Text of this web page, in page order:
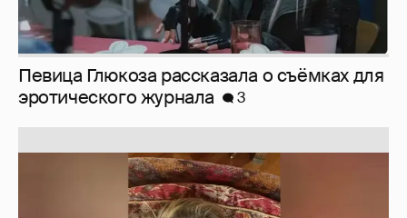
Певица Глюкоза рассказала о съёмках для
эротического журнала
3